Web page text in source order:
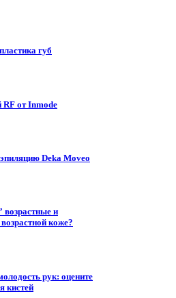
губ
RF от Inmode
Deka Moveo
возрастные и
коже?
рук: оцените
кистей